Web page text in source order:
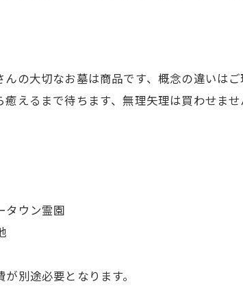
んの大切なお墓は商品です、概念の違いは
えるまで待ちます、無理矢理は買わせま
ウン霊園
別途必要となります。